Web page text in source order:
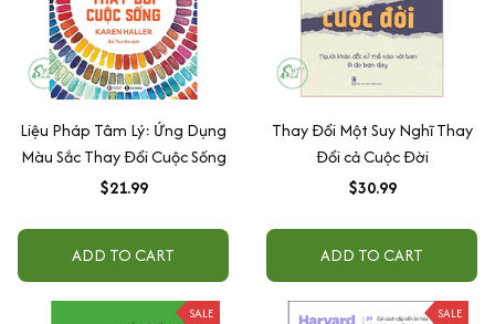
Liệu Pháp Tâm Lý: Ứng Dụng
Màu Sắc Thay Đổi Cuộc Sống
$21.99
ADD TO CART
Thay Đổi Một Suy Nghĩ Thay
Đổi cả Cuộc Đời
$30.99
ADD TO CART
SALE SALE